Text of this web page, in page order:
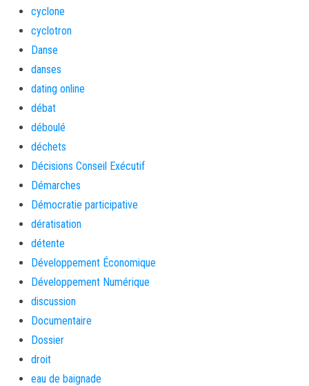
cyclone
cyclotron
Danse
danses
dating online
débat
déboulé
déchets
Décisions Conseil Exécutif
Démarches
Démocratie participative
dératisation
détente
Développement Économique
Développement Numérique
discussion
Documentaire
Dossier
droit
eau de baignade